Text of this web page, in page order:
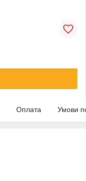
Оплата Умови